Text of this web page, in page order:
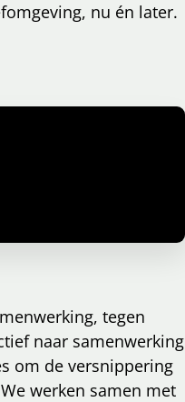
nu én later.
tegen
naar samenwerking
om de versnippering
werken samen met